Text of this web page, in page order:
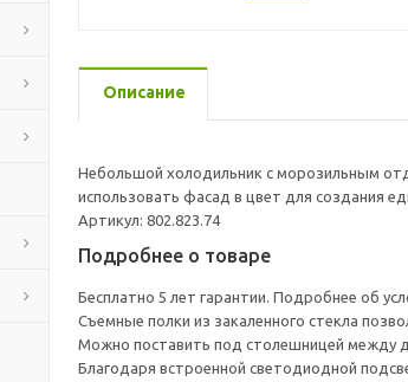
Описание
Небольшой холодильник с морозильным
использовать фасад в цвет для создания
Артикул: 802.823.74
Подробнее о товаре
Бесплатно 5 лет гарантии. Подробнее об
Съемные полки из закаленного стекла
Можно поставить под столешницей между
Благодаря встроенной светодиодной